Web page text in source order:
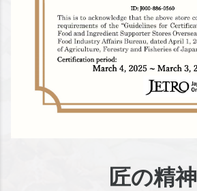
匠の精神